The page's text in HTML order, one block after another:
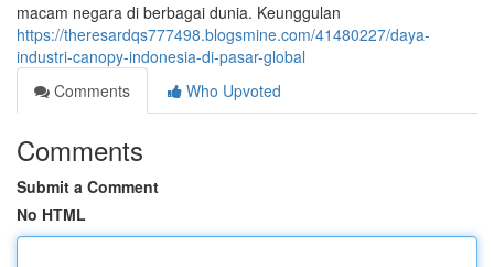
macam negara di berbagai dunia. Keunggulan
https://theresardqs777498.blogsmine.com/41480227/daya-
industri-canopy-indonesia-di-pasar-global
Comments
Who Upvoted
Comments
Submit a Comment
No HTML